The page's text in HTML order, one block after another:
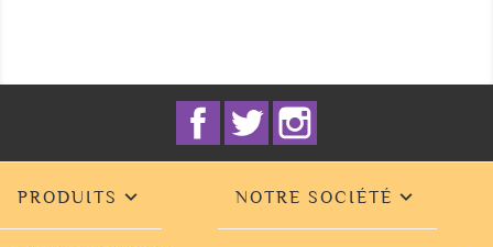
FacebookTwitter
PRODUITS  NOTRE SOCIÉTÉ 